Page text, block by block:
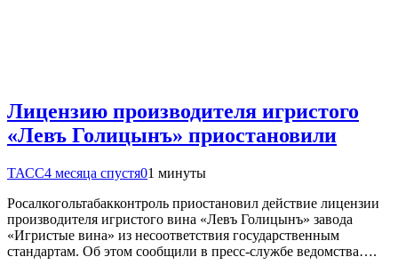
Лицензию производителя игристого
«Левъ Голицынъ» приостановили
ТАСС4 месяца спустя01 минуты
Росалкогольтабакконтроль приостановил действие лицензии
производителя игристого вина «Левъ Голицынъ» завода
«Игристые вина» из несоответствия государственным
стандартам. Об этом сообщили в пресс-службе ведомства….